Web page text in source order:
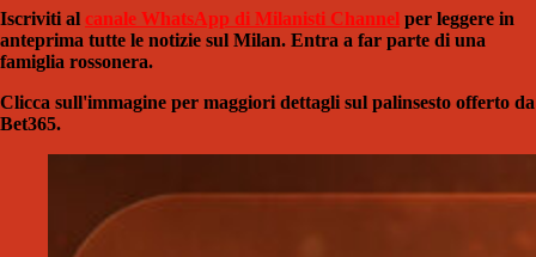
Iscriviti al canale WhatsApp di Milanisti Channel per leggere in
anteprima tutte le notizie sul Milan. Entra a far parte di una
famiglia rossonera.
Clicca sull'immagine per maggiori dettagli sul palinsesto offerto da
Bet365.